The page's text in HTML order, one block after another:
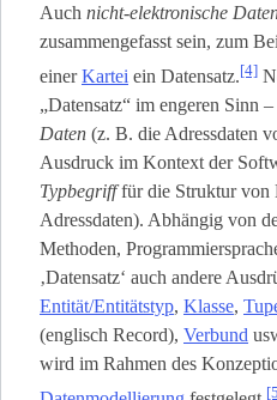
Auch nicht-elektronische
zusammengefasst sein, zum
einerKartei ein Datensatz.[4]
„Datensatz“ im engeren Sinn –
Daten (z. B. die Adressdaten
Ausdruck im Kontext der
Typbegrifffür die Struktur von
Adressdaten). Abhängig von
Methoden,
‚Datensatz‘ auch andere
Entität/Entitätstyp, Klasse,
(englisch Record), Verbund
wird im Rahmen des